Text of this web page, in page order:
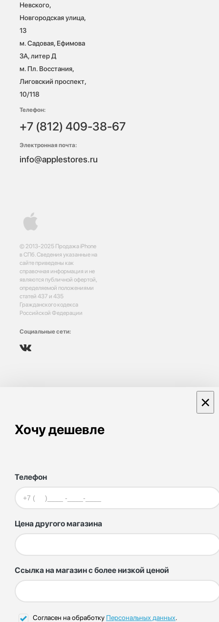
© 2013-2025 Продажа iPhone
в СПб. Сведения указанные на
сайте приведены как
справочная информация и не
являются публичной офертой,
определяемой положениями
статей 437 и 435
Гражданского кодекса
Российской Федерации
Социальные сети:
Невского,
Новгородская улица,
13
м. Садовая, Ефимова
3А, литер Д
м. Пл. Восстания,
Лиговский проспект,
10/118
Телефон:
+7 (812) 409-38-67
Электронная почта:
info@applestores.ru
Хочу дешевле
×
Телефон
Цена другого магазина
Ссылка на магазин с более низкой ценой
Согласен на обработку Персональных данных.